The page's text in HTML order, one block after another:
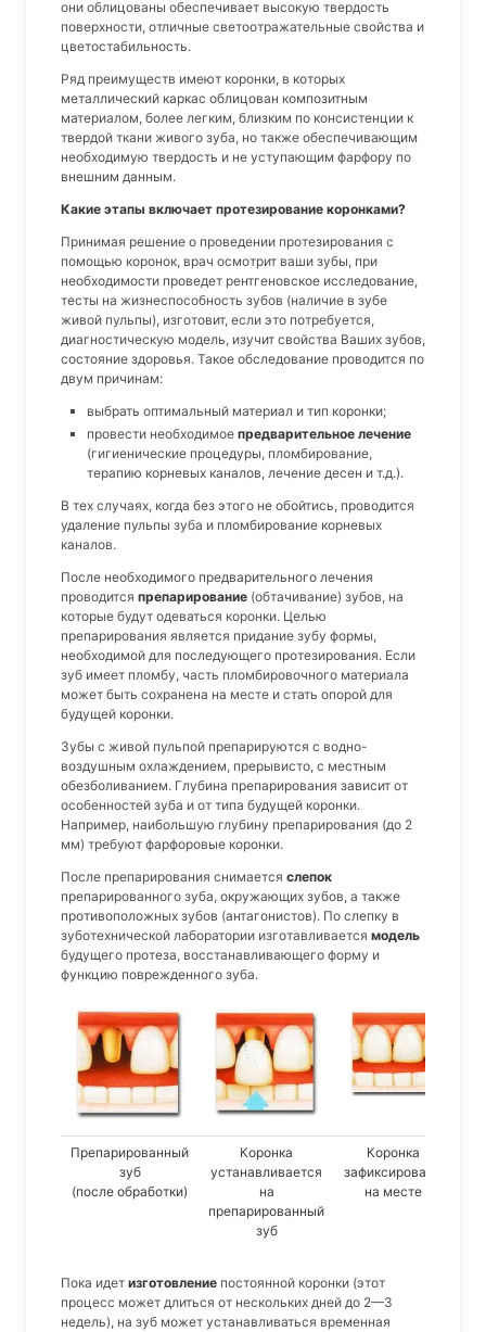
они облицованы обеспечивает высокую твердость
поверхности, отличные светоотражательные свойства и
цветостабильность.
Ряд преимуществ имеют коронки, в которых
металлический каркас облицован композитным
материалом, более легким, близким по консистенции к
твердой ткани живого зуба, но также обеспечивающим
необходимую твердость и не уступающим фарфору по
внешним данным.
Какие этапы включает протезирование коронками?
Принимая решение о проведении протезирования с
помощью коронок, врач осмотрит ваши зубы, при
необходимости проведет рентгеновское исследование,
тесты на жизнеспособность зубов (наличие в зубе
живой пульпы), изготовит, если это потребуется,
диагностическую модель, изучит свойства Ваших зубов,
состояние здоровья. Такое обследование проводится по
двум причинам:
выбрать оптимальный материал и тип коронки;
провести необходимое предварительное лечение
(гигиенические процедуры, пломбирование,
терапию корневых каналов, лечение десен и т.д.).
В тех случаях, когда без этого не обойтись, проводится
удаление пульпы зуба и пломбирование корневых
каналов.
После необходимого предварительного лечения
проводится препарирование (обтачивание) зубов, на
которые будут одеваться коронки. Целью
препарирования является придание зубу формы,
необходимой для последующего протезирования. Если
зуб имеет пломбу, часть пломбировочного материала
может быть сохранена на месте и стать опорой для
будущей коронки.
Зубы с живой пульпой препарируются с водно-
воздушным охлаждением, прерывисто, с местным
обезболиванием. Глубина препарирования зависит от
особенностей зуба и от типа будущей коронки.
Например, наибольшую глубину препарирования (до 2
мм) требуют фарфоровые коронки.
После препарирования снимается слепок
препарированного зуба, окружающих зубов, а также
противоположных зубов (антагонистов). По слепку в
зуботехнической лаборатории изготавливается модель
будущего протеза, восстанавливающего форму и
функцию поврежденного зуба.
Препарированный
зуб
(после обработки)
Коронка
устанавливается
на
препарированный
зуб
Коронка
зафиксирована
на месте
Пока идет изготовление постоянной коронки (этот
процесс может длиться от нескольких дней до 2—3
недель), на зуб может устанавливаться временная